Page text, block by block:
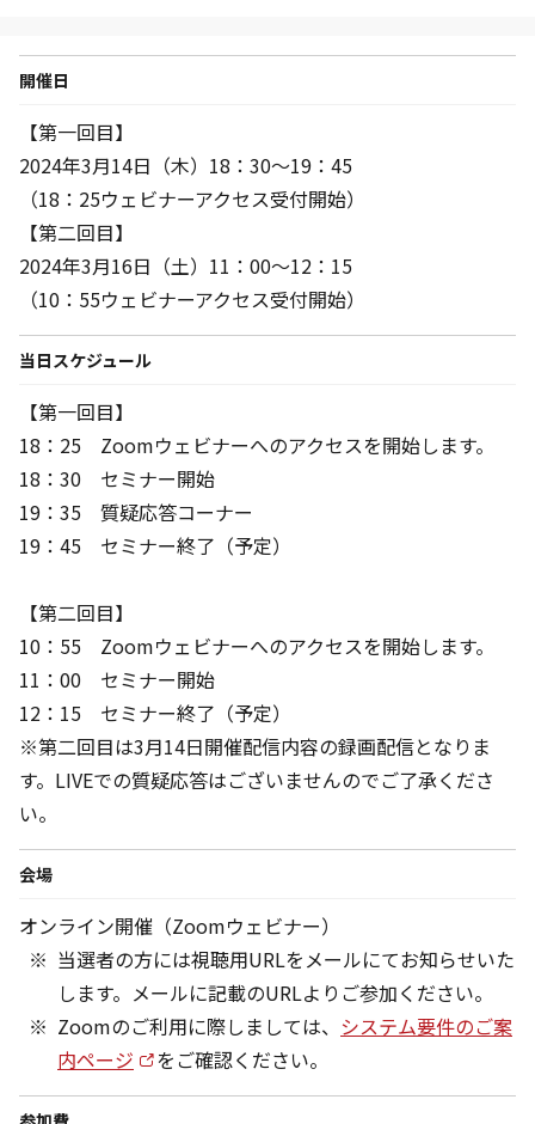
開催日
【第一回目】
2024年3月14日（木）18：30～19：45
（18：25ウェビナーアクセス受付開始）
【第二回目】
2024年3月16日（土）11：00～12：15
（10：55ウェビナーアクセス受付開始）
当日スケジュール
【第一回目】
18：25 Zoomウェビナーへのアクセスを開始します。
18：30 セミナー開始
19：35 質疑応答コーナー
19：45 セミナー終了（予定）
【第二回目】
10：55 Zoomウェビナーへのアクセスを開始します。
11：00 セミナー開始
12：15 セミナー終了（予定）
※第二回目は3月14日開催配信内容の録画配信となりま
す。LIVEでの質疑応答はございませんのでご了承くださ
い。
会場
オンライン開催（Zoomウェビナー）
当選者の方には視聴用URLをメールにてお知らせいた
します。メールに記載のURLよりご参加ください。
Zoomのご利用に際しましては、 システム要件のご案
内ページ
をご確認ください。